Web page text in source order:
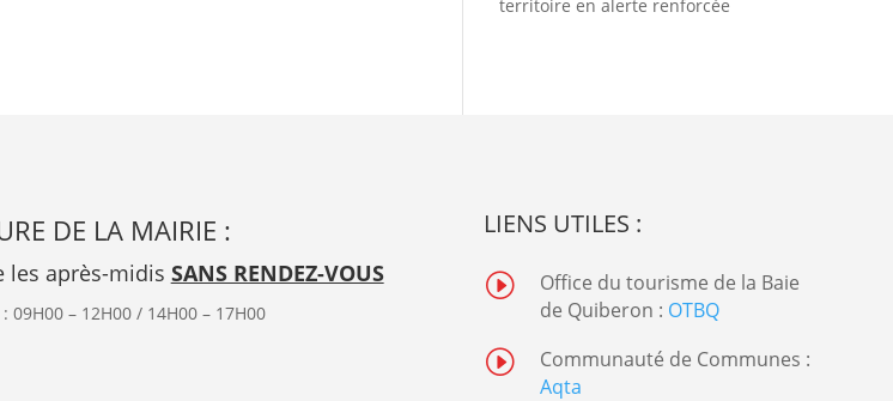
territoire en alerte renforcée
DE LA MAIRIE :
les après-midis SANS RENDEZ-VOUS
– 12H00 / 14H00 – 17H00
LIENS UTILES :
I
Office du tourisme de la Baie
de Quiberon : OTBQ
I
Communauté de Communes :
Aqta